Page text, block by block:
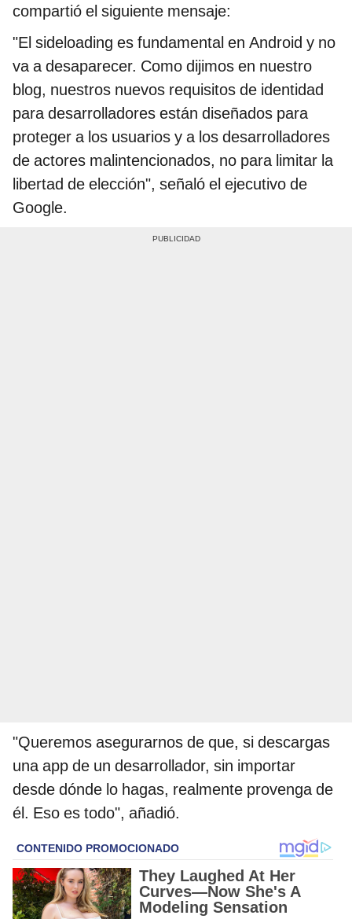
compartió el siguiente mensaje:
"El sideloading es fundamental en Android y no
va a desaparecer. Como dijimos en nuestro
blog, nuestros nuevos requisitos de identidad
para desarrolladores están diseñados para
proteger a los usuarios y a los desarrolladores
de actores malintencionados, no para limitar la
libertad de elección", señaló el ejecutivo de
Google.
"Queremos asegurarnos de que, si descargas
una app de un desarrollador, sin importar
desde dónde lo hagas, realmente provenga de
él. Eso es todo", añadió.